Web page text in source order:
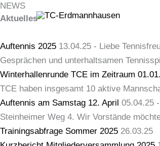
Zum
Inhalt
NEWS
Aktuelles
Auftennis 2025 13.04.25 - Liebe
Gesprächen und unterhaltsamen
Winterhallenrunde TCE im Zeitraum
TCE haben insgesamt 10 aktive
Auftennis am Samstag 12. April 05.04.25 -
Steinheimer Weg 4. Wir Vorstände
Trainingsabfrage Sommer 2025 26.03.25
Navigation